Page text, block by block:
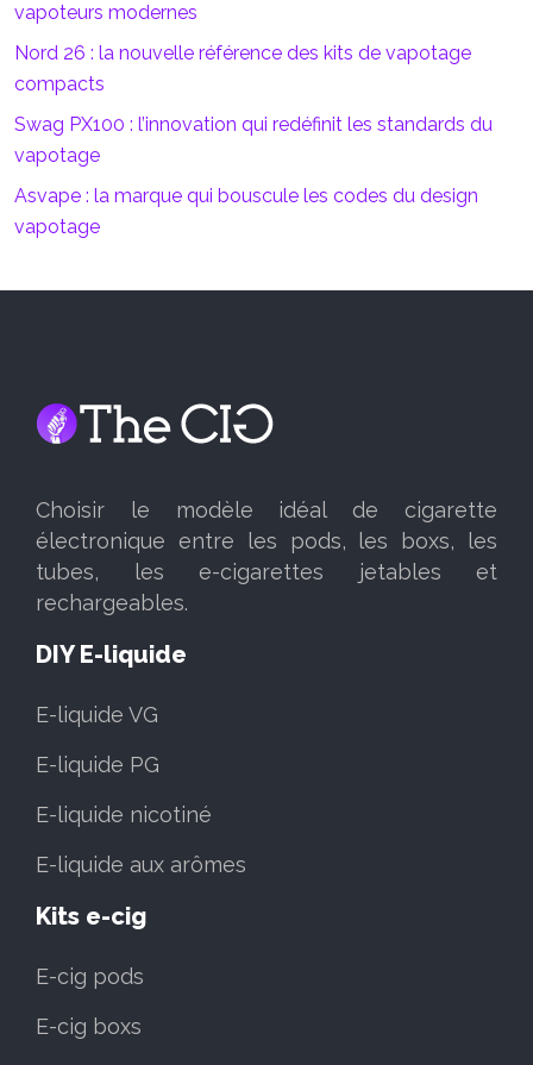
vapoteurs modernes
Nord 26 : la nouvelle référence des kits de vapotage
compacts
Swag PX100 : l’innovation qui redéfinit les standards du
vapotage
Asvape : la marque qui bouscule les codes du design
vapotage
Choisir le modèle idéal de cigarette
électronique entre les pods, les boxs, les
tubes, les e-cigarettes jetables et
rechargeables.
DIY E-liquide
E-liquide VG
E-liquide PG
E-liquide nicotiné
E-liquide aux arômes
Kits e-cig
E-cig pods
E-cig boxs